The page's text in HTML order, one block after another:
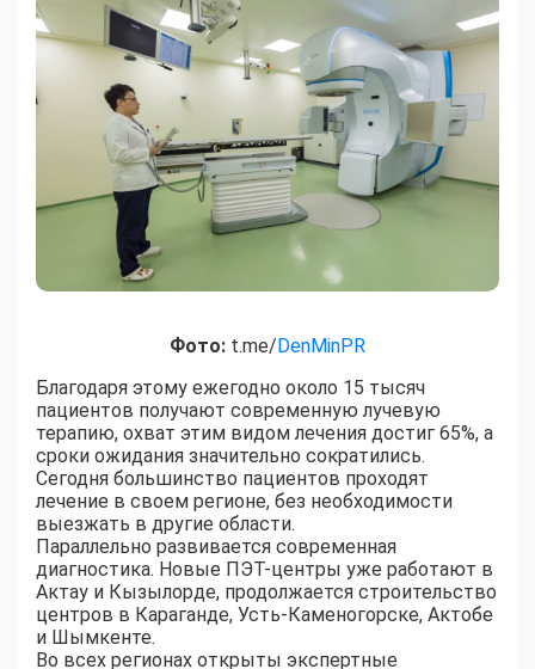
Фото: t.me/DenMinPR
Благодаря этому ежегодно около 15 тысяч
пациентов получают современную лучевую
терапию, охват этим видом лечения достиг 65%, а
сроки ожидания значительно сократились.
Сегодня большинство пациентов проходят
лечение в своем регионе, без необходимости
выезжать в другие области.
Параллельно развивается современная
диагностика. Новые ПЭТ-центры уже работают в
Актау и Кызылорде, продолжается строительство
центров в Караганде, Усть-Каменогорске, Актобе
и Шымкенте.
Во всех регионах открыты экспертные